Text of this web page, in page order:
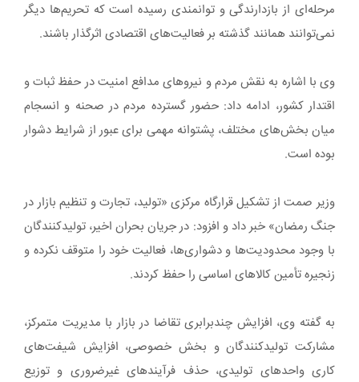
مرحله‌ای از بازدارندگی و توانمندی رسیده است که تحریم‌ها دیگر
نمی‌توانند همانند گذشته بر فعالیت‌های اقتصادی اثرگذار باشند.
وی با اشاره به نقش مردم و نیروهای مدافع امنیت در حفظ ثبات و
اقتدار کشور، ادامه داد: حضور گسترده مردم در صحنه و انسجام
میان بخش‌های مختلف، پشتوانه مهمی برای عبور از شرایط دشوار
بوده است.
وزیر صمت از تشکیل قرارگاه مرکزی «تولید، تجارت و تنظیم بازار در
جنگ رمضان» خبر داد و افزود: در جریان بحران اخیر، تولیدکنندگان
با وجود محدودیت‌ها و دشواری‌ها، فعالیت خود را متوقف نکرده و
زنجیره تأمین کالاهای اساسی را حفظ کردند.
به گفته وی، افزایش چندبرابری تقاضا در بازار با مدیریت متمرکز،
مشارکت تولیدکنندگان و بخش خصوصی، افزایش شیفت‌های
کاری واحدهای تولیدی، حذف فرآیندهای غیرضروری و توزیع